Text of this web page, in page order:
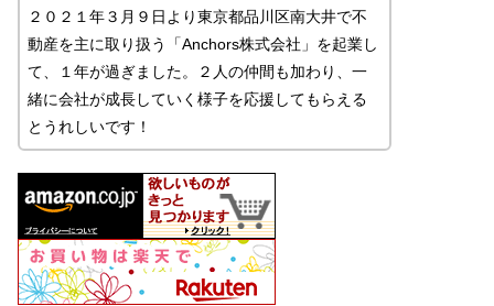
２０２１年３月９日より東京都品川区南大井で不
動産を主に取り扱う「Anchors株式会社」を起業し
て、１年が過ぎました。２人の仲間も加わり、一
緒に会社が成長していく様子を応援してもらえる
とうれしいです！